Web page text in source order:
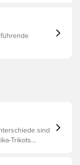
sind
Trikots